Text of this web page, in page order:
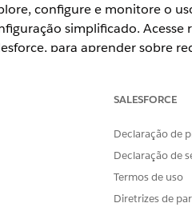
configure e monitore o
simplificado.
para aprender sobre
diretamente do
OBRIGATÓRIAS
em: Lightning Experience
em: Automotive Cloud,
SALESFORCE
Declaração de
Declaração de
Termos de uso
Diretrizes de